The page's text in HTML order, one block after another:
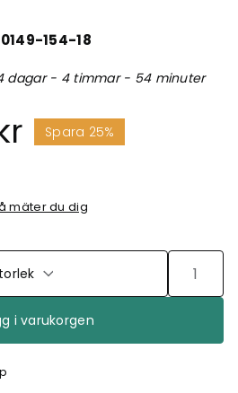
154-18
dagar - 4 timmar - 54 minuter
Spara 25%
mäter du dig
i varukorgen